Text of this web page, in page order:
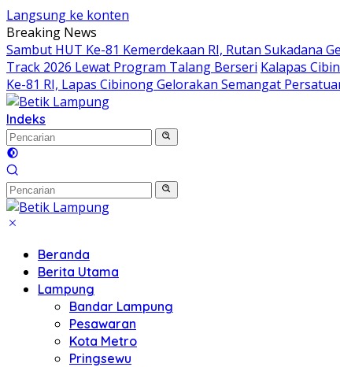
Langsung ke konten
Breaking News
Sambut HUT Ke-81 Kemerdekaan RI, Rutan Sukadana
Track 2026 Lewat Program Talang Berseri Kalapas
Ke-81 RI, Lapas Cibinong Gelorakan Semangat
Indeks
Beranda
Berita Utama
Lampung
Bandar Lampung
Pesawaran
Kota Metro
Pringsewu